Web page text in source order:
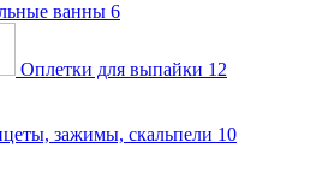
ванны 6
Оплетки для выпайки 12
зажимы, скальпели 10